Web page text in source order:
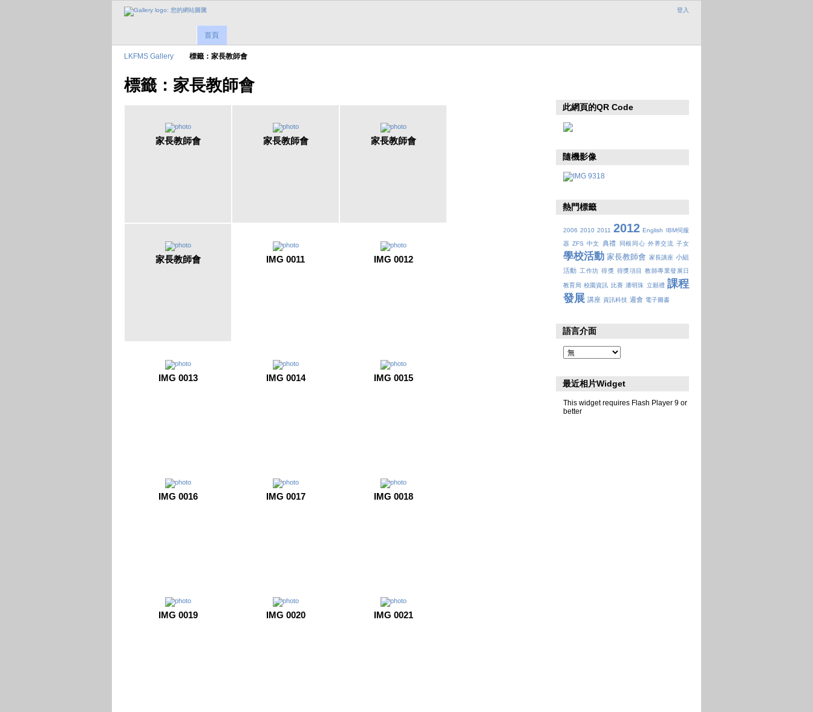
登入
首頁
LKFMS Gallery 標籤：家長教師會
標籤：家長教師會
家長教師會 家長教師會 家長教師會
家長教師會 IMG 0011 IMG 0012
IMG 0013 IMG 0014 IMG 0015
IMG 0016 IMG 0017 IMG 0018
IMG 0019 IMG 0020 IMG 0021
此網頁的QR Code
隨機影像
熱門標籤
2006 2010 2011 2012 English
IBM伺服
器 ZFS 中文 典禮 同根同心 外界交流 子女
學校活動 家長教師會 家長講座 小組
活動 工作坊 得獎 得獎項目 教師專業發展日
教育局 校園資訊 比賽 潘明珠 立願禮 課程
發展 講座 資訊科技 週會 電子圖書
語言介面
最近相片Widget
This widget requires Flash Player 9 or
better